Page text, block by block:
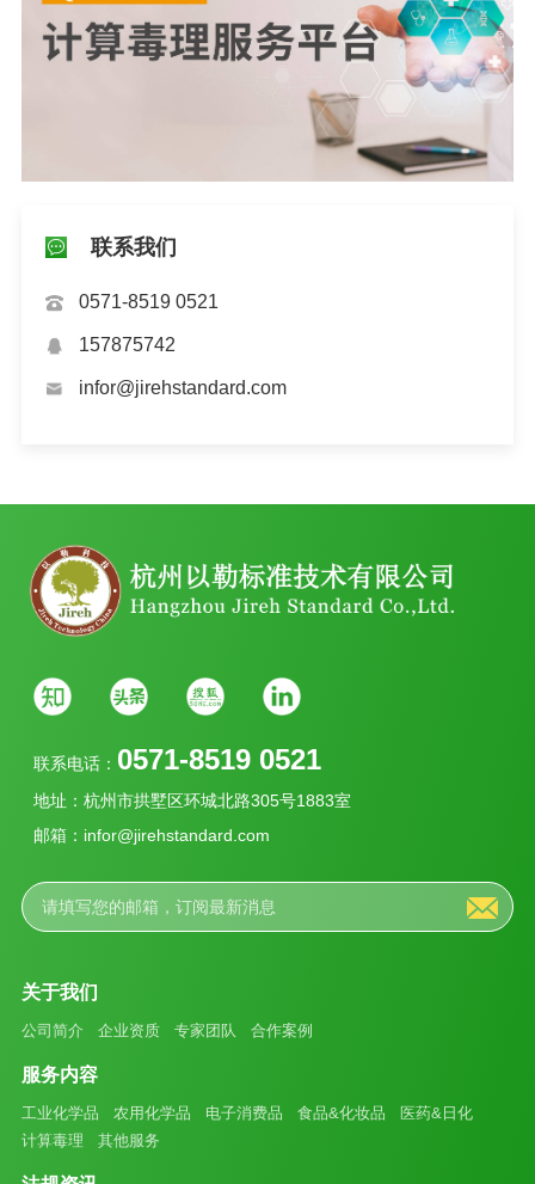
联系我们
0571-8519 0521
157875742
infor@jirehstandard.com
联系电话： 0571-8519 0521
地址：杭州市拱墅区环城北路305号1883室
邮箱：infor@jirehstandard.com
关于我们
公司简介 企业资质 专家团队 合作案例
服务内容
工业化学品 农用化学品 电子消费品 食品&化妆品
医药&日化
计算毒理
其他服务